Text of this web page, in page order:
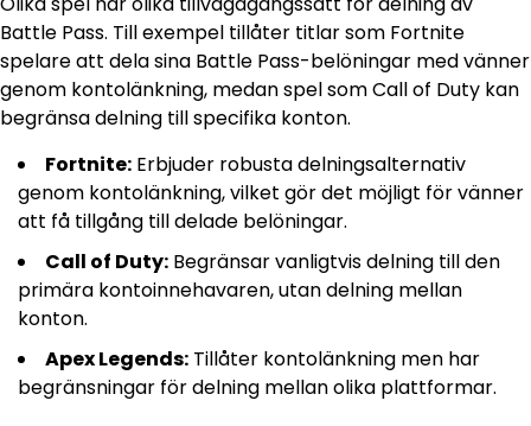
Battle Pass. Till exempel tillåter titlar som Fortnite
spelare att dela sina Battle Pass-belöningar med vänner
genom kontolänkning, medan spel som Call of Duty kan
begränsa delning till specifika konton.
Fortnite: Erbjuder robusta delningsalternativ
genom kontolänkning, vilket gör det möjligt för vänner
att få tillgång till delade belöningar.
Call of Duty: Begränsar vanligtvis delning till den
primära kontoinnehavaren, utan delning mellan
konton.
Apex Legends: Tillåter kontolänkning men har
begränsningar för delning mellan olika plattformar.